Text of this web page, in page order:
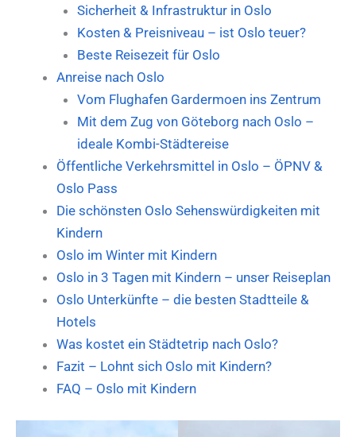
Sicherheit & Infrastruktur in Oslo
Kosten & Preisniveau – ist Oslo teuer?
Beste Reisezeit für Oslo
Anreise nach Oslo
Vom Flughafen Gardermoen ins Zentrum
Mit dem Zug von Göteborg nach Oslo –
ideale Kombi-Städtereise
Öffentliche Verkehrsmittel in Oslo – ÖPNV &
Oslo Pass
Die schönsten Oslo Sehenswürdigkeiten mit
Kindern
Oslo im Winter mit Kindern
Oslo in 3 Tagen mit Kindern – unser Reiseplan
Oslo Unterkünfte – die besten Stadtteile &
Hotels
Was kostet ein Städtetrip nach Oslo?
Fazit – Lohnt sich Oslo mit Kindern?
FAQ – Oslo mit Kindern